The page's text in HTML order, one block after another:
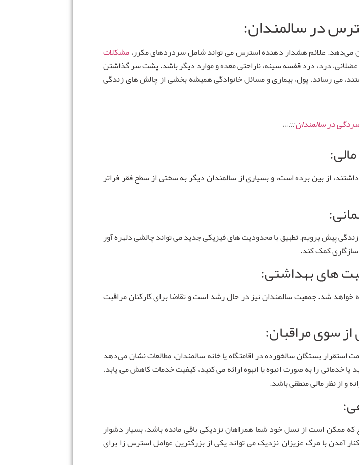
می‌دهد. علائم هشدار دهنده استرس می تواند شامل سردردهای مکرر،مشکلات
درد، درد قفسه سینه، ناراحتی معده و موارد دیگر باشد. پشت سر گذاشتن
می رساند. پول، بیماری و مسائل خانوادگی همیشه بخشی از چالش های زندگی
در سالمندان:::…
از بین برده است، و بسیاری از سالمندان دیگر به سختی از سطح فقر فراتر
پیش برویم. تطبیق با محدودیت های فیزیکی جدید می تواند چالشی دلهره آور
کمک کند.
های بهداشتی:
شد. جمعیت سالمندان نیز در حال رشد است و تقاضا برای کارکنان مراقبت
سوی مراقبان:
بستگان سالخورده در اقامتگاه یا خانه سالمندان، مطالعات نشان می‌دهد
را به صورت انبوه یا انبوه ارائه می کنید، کیفیت خدمات کاهش می یابد.
و از نظر مالی منطقی باشد.
که ممکن است از نسل خود شما همراهان نزدیکی باقی مانده باشد، بسیار دشوار
آمدن با مرگ عزیزان نزدیک می تواند یکی از بزرگترین عوامل استرس زا برای